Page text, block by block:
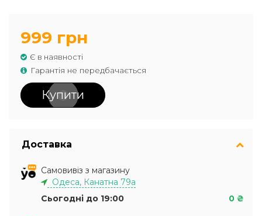
999 грн
Є в наявності
Гарантія не передбачається
Купити
Доставка
Самовивіз з магазину
Одеса, Канатна 79а
Сьогодні до 19:00
0 ₴